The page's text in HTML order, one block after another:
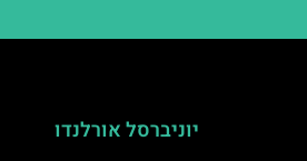
יוניברסל אורלנדו